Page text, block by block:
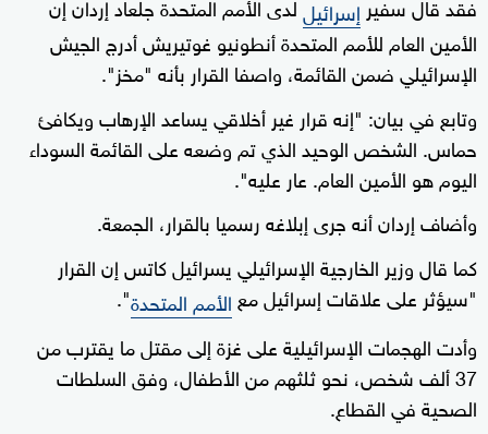
إسرائيل
الأمين العام للأمم المتحدة أنطونيو غوتيريش أدرج الجيش
الإسرائيلي ضمن القائمة، واصفا القرار بأنه "مخز".
وتابع في بيان: "إنه قرار غير أخلاقي يساعد الإرهاب ويكافئ
حماس. الشخص الوحيد الذي تم وضعه على القائمة السوداء
اليوم هو الأمين العام. عار عليه".
وأضاف إردان أنه جرى إبلاغه رسميا بالقرار، الجمعة.
كما قال وزير الخارجية الإسرائيلي يسرائيل كاتس إن القرار
"سيؤثر على علاقات إسرائيل مع الأمم المتحدة".
وأدت الهجمات الإسرائيلية على غزة إلى مقتل ما يقترب من
37 ألف شخص، نحو ثلثهم من الأطفال، وفق السلطات
الصحية في القطاع.